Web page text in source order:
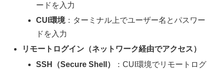
ードを入力
CUI環境：ターミナル上でユーザー名とパスワー
ドを入力
リモートログイン（ネットワーク経由でアクセス）
SSH（Secure Shell）
：CUI環境でリモートログ